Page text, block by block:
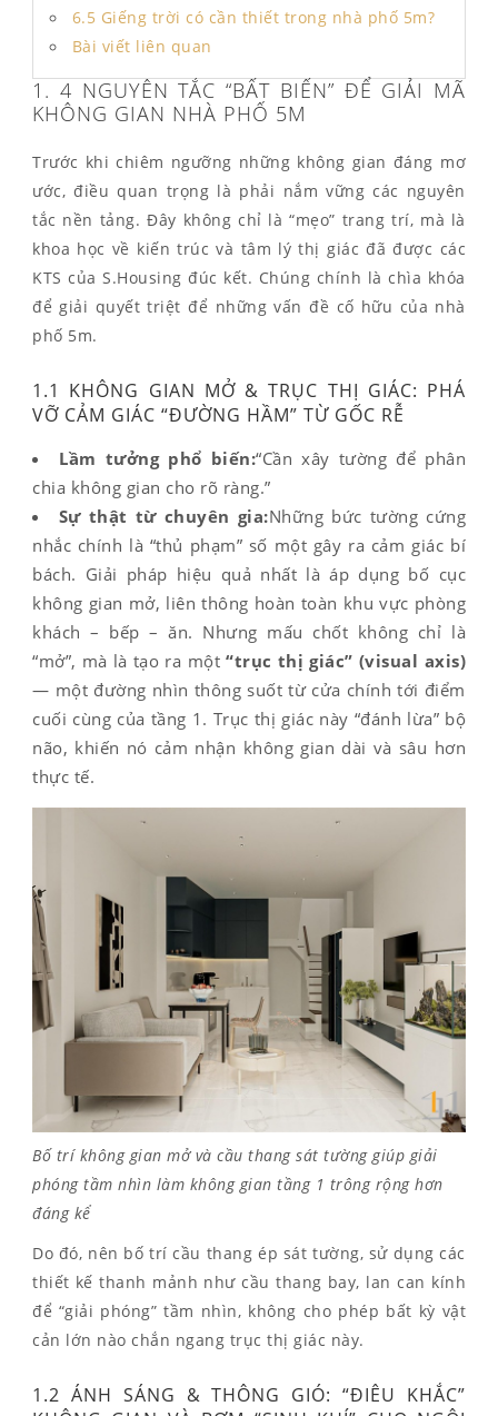
6.5 Giếng trời có cần thiết trong nhà phố 5m?
Bài viết liên quan
1. 4 NGUYÊN TẮC “BẤT BIẾN” ĐỂ GIẢI MÃ
KHÔNG GIAN NHÀ PHỐ 5M
Trước khi chiêm ngưỡng những không gian đáng mơ
ước, điều quan trọng là phải nắm vững các nguyên
tắc nền tảng. Đây không chỉ là “mẹo” trang trí, mà là
khoa học về kiến trúc và tâm lý thị giác đã được các
KTS của S.Housing đúc kết. Chúng chính là chìa khóa
để giải quyết triệt để những vấn đề cố hữu của nhà
phố 5m.
1.1 KHÔNG GIAN MỞ & TRỤC THỊ GIÁC: PHÁ
VỠ CẢM GIÁC “ĐƯỜNG HẦM” TỪ GỐC RỄ
Lầm tưởng phổ biến:“Cần xây tường để phân
chia không gian cho rõ ràng.”
Sự thật từ chuyên gia:Những bức tường cứng
nhắc chính là “thủ phạm” số một gây ra cảm giác bí
bách. Giải pháp hiệu quả nhất là áp dụng bố cục
không gian mở, liên thông hoàn toàn khu vực phòng
khách – bếp – ăn. Nhưng mấu chốt không chỉ là
“mở”, mà là tạo ra một“trục thị giác” (visual axis)
— một đường nhìn thông suốt từ cửa chính tới điểm
cuối cùng của tầng 1. Trục thị giác này “đánh lừa” bộ
não, khiến nó cảm nhận không gian dài và sâu hơn
thực tế.
Bố trí không gian mở và cầu thang sát tường giúp giải
phóng tầm nhìn làm không gian tầng 1 trông rộng hơn
đáng kể
Do đó, nên bố trí cầu thang ép sát tường, sử dụng các
thiết kế thanh mảnh như cầu thang bay, lan can kính
để “giải phóng” tầm nhìn, không cho phép bất kỳ vật
cản lớn nào chắn ngang trục thị giác này.
1.2 ÁNH SÁNG & THÔNG GIÓ: “ĐIÊU KHẮC”